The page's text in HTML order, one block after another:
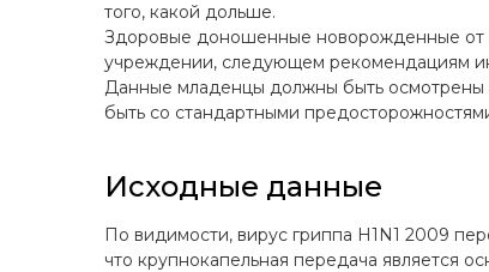
того, какой дольше.
Здоровые доношенные новорожденные от
учреждении, следующем рекомендациям
Данные младенцы должны быть осмотрены
быть со стандартными
Исходные данные
По видимости, вирус гриппа H1N1 2009
что крупнокапельная передача является